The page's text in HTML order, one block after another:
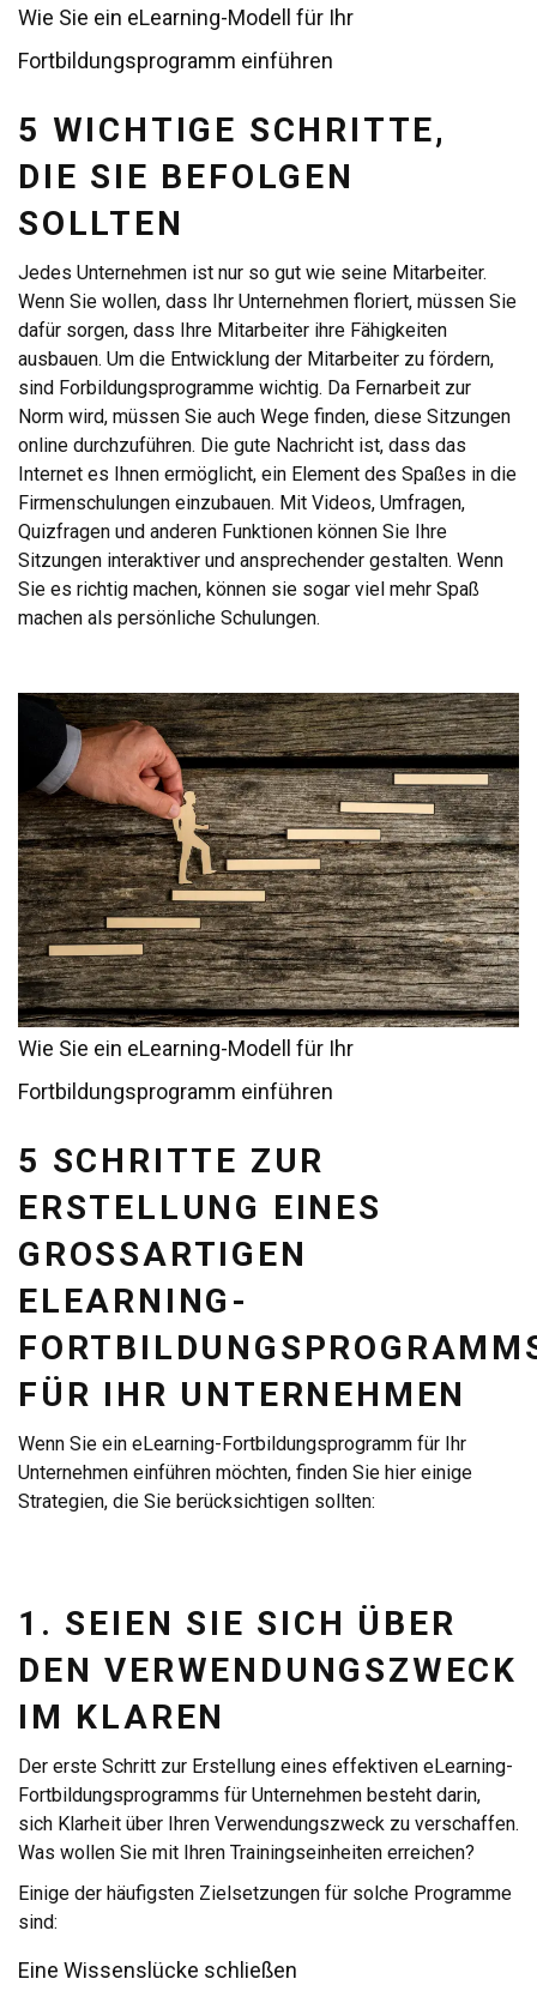
Wie Sie ein eLearning-Modell für Ihr
Fortbildungsprogramm einführen
5 WICHTIGE SCHRITTE,
DIE SIE BEFOLGEN
SOLLTEN
Jedes Unternehmen ist nur so gut wie seine Mitarbeiter.
Wenn Sie wollen, dass Ihr Unternehmen floriert, müssen Sie
dafür sorgen, dass Ihre Mitarbeiter ihre Fähigkeiten
ausbauen. Um die Entwicklung der Mitarbeiter zu fördern,
sind Forbildungsprogramme wichtig. Da Fernarbeit zur
Norm wird, müssen Sie auch Wege finden, diese Sitzungen
online durchzuführen. Die gute Nachricht ist, dass das
Internet es Ihnen ermöglicht, ein Element des Spaßes in die
Firmenschulungen einzubauen. Mit Videos, Umfragen,
Quizfragen und anderen Funktionen können Sie Ihre
Sitzungen interaktiver und ansprechender gestalten. Wenn
Sie es richtig machen, können sie sogar viel mehr Spaß
machen als persönliche Schulungen.
Wie Sie ein eLearning-Modell für Ihr
Fortbildungsprogramm einführen
5 SCHRITTE ZUR
ERSTELLUNG EINES
GROSSARTIGEN E
LEARNING-F
ORTBILDUNGSPROGRAMMS
ÜR IHR UNTERNEHMEN
Wenn Sie ein eLearning-Fortbildungsprogramm für Ihr
Unternehmen einführen möchten, finden Sie hier einige
Strategien, die Sie berücksichtigen sollten:
1. SEIEN SIE SICH ÜBER
DEN VERWENDUNGSZWECK
IM KLAREN
Der erste Schritt zur Erstellung eines effektiven eLearning-
Fortbildungsprogramms für Unternehmen besteht darin,
sich Klarheit über Ihren Verwendungszweck zu verschaffen.
Was wollen Sie mit Ihren Trainingseinheiten erreichen?
Einige der häufigsten Zielsetzungen für solche Programme
sind:
Eine Wissenslücke schließen